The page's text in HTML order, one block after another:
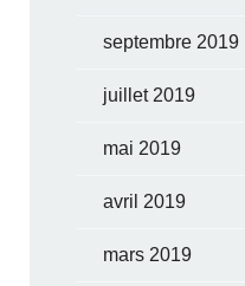
septembre 2019
juillet 2019
mai 2019
avril 2019
mars 2019